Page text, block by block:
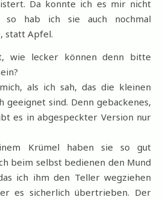
Da konnte ich es mir nicht
so hab ich sie auch nochmal
statt Apfel.
wie lecker können denn bitte
als ich sah, das die kleinen
geeignet sind. Denn gebackenes,
es in abgespeckter Version nur
Krümel haben sie so gut
beim selbst bedienen den Mund
ich ihm den Teller wegziehen
es sicherlich übertrieben. Der